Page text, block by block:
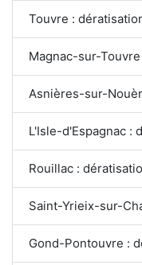
Touvre :
Magnac-sur-
Asnières-sur-
L'Isle-d'Espagnac :
Rouillac :
Saint-Yrieix-sur-
Gond-Pontouvre :